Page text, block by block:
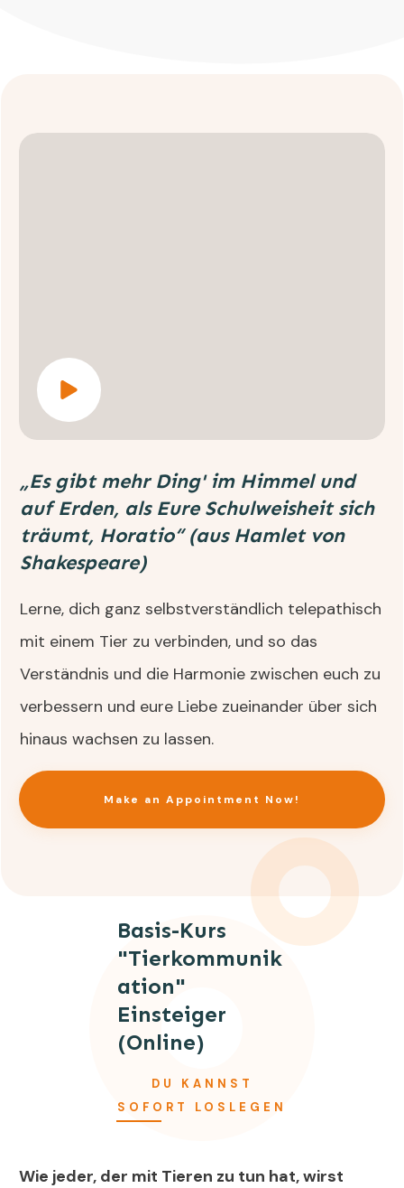
„Es gibt mehr Ding' im Himmel und
auf Erden, als Eure Schulweisheit sich
träumt, Horatio“ (aus Hamlet von
Shakespeare)
Lerne, dich ganz selbstverständlich telepathisch
mit einem Tier zu verbinden, und so das
Verständnis und die Harmonie zwischen euch zu
verbessern und eure Liebe zueinander über sich
hinaus wachsen zu lassen.
Make an Appointment Now!
Basis-Kurs
"Tierkommunik
Ation"
Einsteiger
(online)
DU KANNST
SOFORT LOSLEGEN
Wie jeder, der mit Tieren zu tun hat, wirst